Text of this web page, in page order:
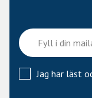
Jag har läst